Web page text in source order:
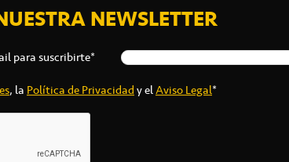
NEWSLETTER
para suscribirte*
, la Política de Privacidady elAviso Legal*